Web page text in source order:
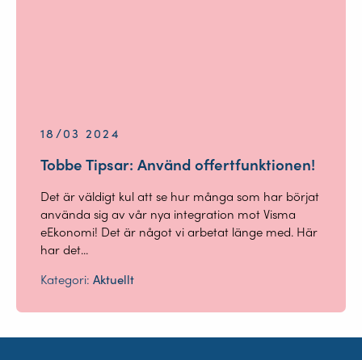
18/03 2024
Tobbe Tipsar: Använd offertfunktionen!
Det är väldigt kul att se hur många som har börjat
använda sig av vår nya integration mot Visma
eEkonomi! Det är något vi arbetat länge med. Här
har det...
Kategori:Aktuellt